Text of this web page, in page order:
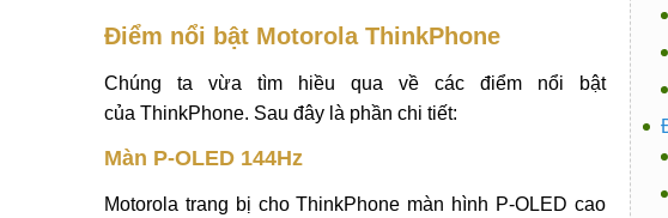
Điểm nổi bật Motorola ThinkPhone
Chúng ta vừa tìm hiều qua về các điểm nổi bật
của ThinkPhone. Sau đây là phần chi tiết:
Màn P-OLED 144Hz
Motorola trang bị cho ThinkPhone màn hình P-OLED cao